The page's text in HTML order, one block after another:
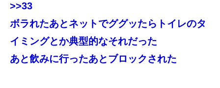
>>33
ボラれたあとネットでググッたらトイレのタ
イミングとか典型的なそれだった
あと飲みに行ったあとブロックされた